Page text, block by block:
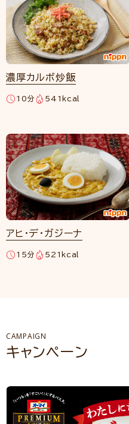
濃厚カルボ炒飯
10分 541kcal
アヒ・デ・ガジーナ
15分 521kcal
CAMPAIGN
キャンペーン